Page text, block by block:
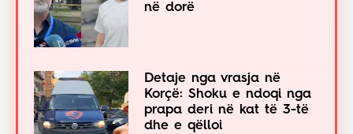
në dorë
Detaje nga vrasja në
Korçë: Shoku e ndoqi nga
prapa deri në kat të 3-të
dhe e qëlloi